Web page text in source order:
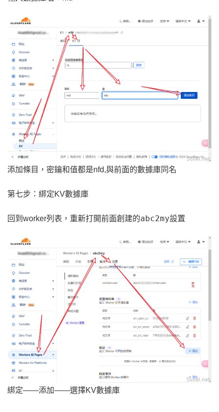
添加條目，密鑰和值都是nfd,與前面的數據庫同名
第七步：綁定KV數據庫
回到worker列表，重新打開前面創建的abc2my設置
綁定——添加——選擇KV數據庫